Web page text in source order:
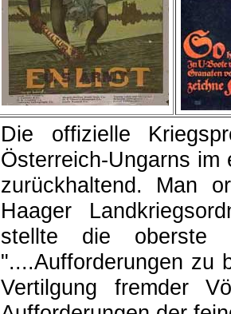
Die offizielle
Österreich-Ungarns
zurückhaltend. Man
Haager
stellte die oberste
"....Aufforderungen zu
Vertilgung fremder